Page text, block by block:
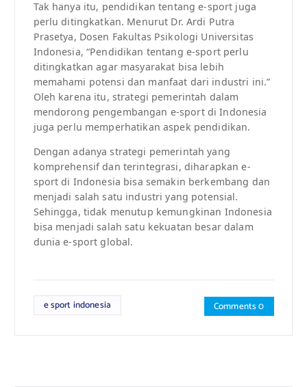
Tak hanya itu, pendidikan tentang e-sport juga
perlu ditingkatkan. Menurut Dr. Ardi Putra
Prasetya, Dosen Fakultas Psikologi Universitas
Indonesia, “Pendidikan tentang e-sport perlu
ditingkatkan agar masyarakat bisa lebih
memahami potensi dan manfaat dari industri ini.”
Oleh karena itu, strategi pemerintah dalam
mendorong pengembangan e-sport di Indonesia
juga perlu memperhatikan aspek pendidikan.
Dengan adanya strategi pemerintah yang
komprehensif dan terintegrasi, diharapkan e-
sport di Indonesia bisa semakin berkembang dan
menjadi salah satu industri yang potensial.
Sehingga, tidak menutup kemungkinan Indonesia
bisa menjadi salah satu kekuatan besar dalam
dunia e-sport global.
e sport indonesia Comments 0